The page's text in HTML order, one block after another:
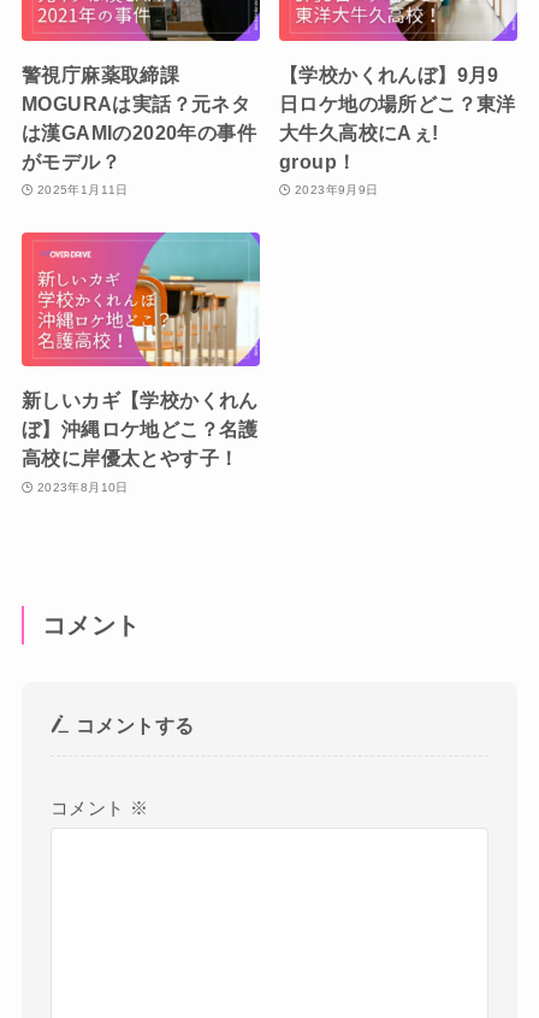
警視庁麻薬取締課
MOGURAは実話？元ネタ
は漢GAMIの2020年の事件
がモデル？
2025年1月11日
【学校かくれんぼ】9月9
日ロケ地の場所どこ？東洋
大牛久高校にAぇ!
group！
2023年9月9日
新しいカギ【学校かくれん
ぼ】沖縄ロケ地どこ？名護
高校に岸優太とやす子！
2023年8月10日
コメント
コメントする
コメント ※